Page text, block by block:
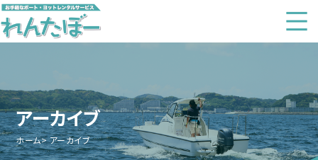
アーカイブ
ホーム アーカイブ